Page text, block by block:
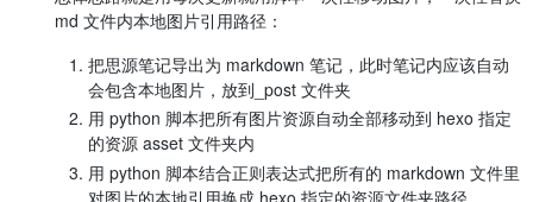
md 文件内本地图片引用路径：
把思源笔记导出为 markdown 笔记，此时笔记内应该自动
会包含本地图片，放到_post 文件夹
用 python 脚本把所有图片资源自动全部移动到 hexo 指定
的资源 asset 文件夹内
用 python 脚本结合正则表达式把所有的 markdown 文件里
对图片的本地引用换成 hexo 指定的资源文件夹路径